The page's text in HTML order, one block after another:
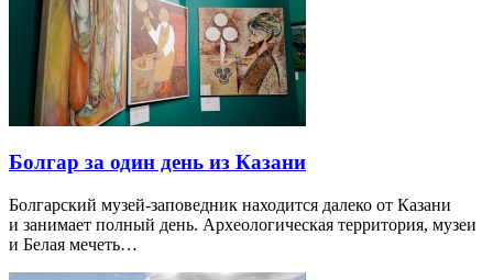
Болгар за один день из Казани
Болгарский музей-заповедник находится далеко от Казани
и занимает полный день. Археологическая территория, музеи
и Белая мечеть…